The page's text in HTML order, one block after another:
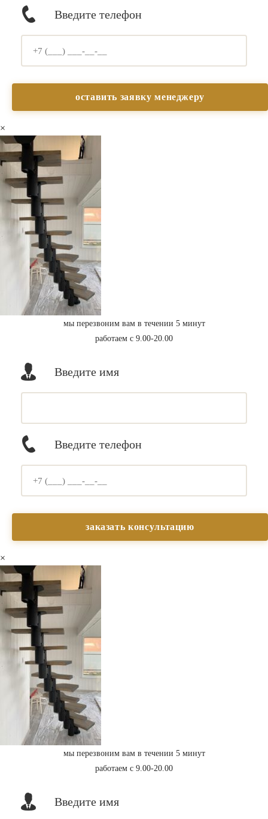
Введите телефон
×
мы перезвоним вам в течении 5 минут
работаем с 9.00-20.00
Введите имя
Введите телефон
×
мы перезвоним вам в течении 5 минут
работаем с 9.00-20.00
Введите имя